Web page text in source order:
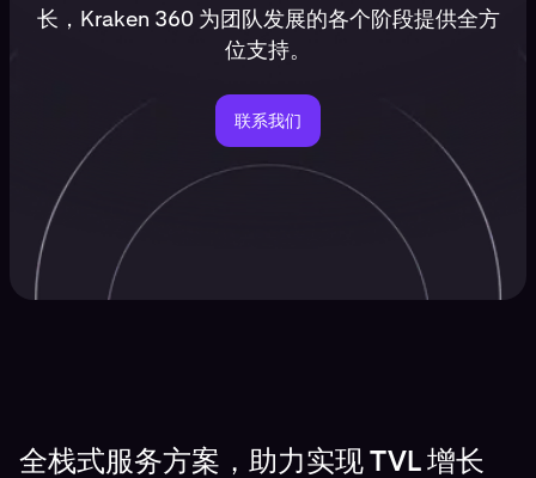
长，Kraken 360 为团队发展的各个阶段提供全方
位支持。
联系我们
全栈式服务方案，助力实现 TVL 增长